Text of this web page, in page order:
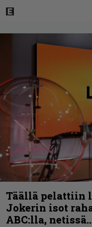
Täällä pelattiin
Jokerin isot
ABC:lla,